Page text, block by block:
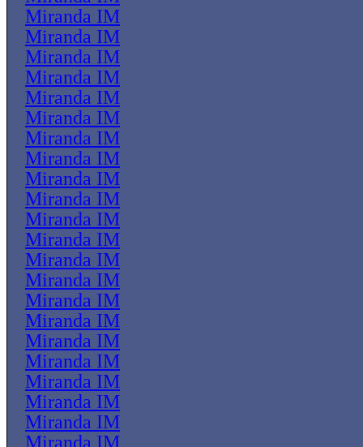
Miranda IM
Miranda IM
Miranda IM
Miranda IM
Miranda IM
Miranda IM
Miranda IM
Miranda IM
Miranda IM
Miranda IM
Miranda IM
Miranda IM
Miranda IM
Miranda IM
Miranda IM
Miranda IM
Miranda IM
Miranda IM
Miranda IM
Miranda IM
Miranda IM
Miranda IM